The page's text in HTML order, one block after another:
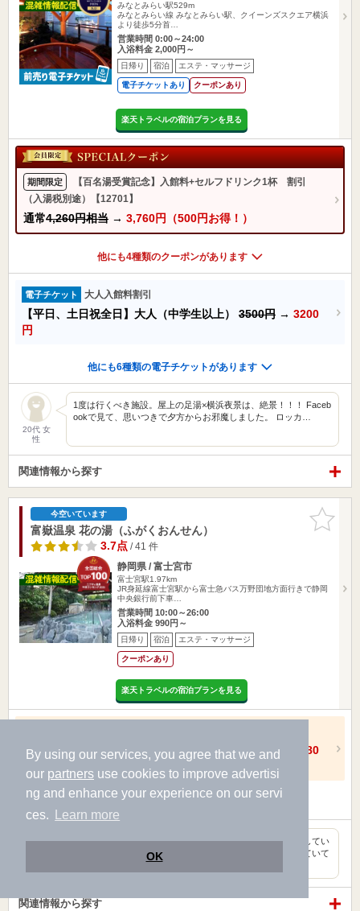
By using our services, you agree that we and
our partners use cookies to improve advertisi
ng and enhance your experience on our servi
ces.
Learn more
OK
みなとみらい駅529m
みなとみらい線 みなとみらい駅、クイーンズスクエア横浜
より徒歩5分首…
営業時間 0:00～24:00
入浴料金 2,000円～
日帰り 宿泊 エステ・マッサージ
電子チケットあり クーポンあり
楽天トラベルの宿泊プランを見る
期間限定
【百名湯受賞記念】入館料+セルフドリンク1杯 割引
（入湯税別途）【12701】
通常4,260円相当 → 3,760円（500円お得！）
他にも4種類のクーポンがあります
電子チケット 大人入館料割引
【平日、土日祝全日】大人（中学生以上） 3500円 → 3200
円
他にも6種類の電子チケットがあります
20代 女
性
1度は行くべき施設。屋上の足湯×横浜夜景は、絶景！！！ Faceb
ookで見て、思いつきで夕方からお邪魔しました。 ロッカ…
関連情報から探す
お気に入
りに追加
今空いています
富嶽温泉 花の湯（ふがくおんせん）
3.7点 / 41 件
静岡県 / 富士宮市
富士宮駅1.97km
JR身延線富士宮駅から富士急バス万野団地方面行きで静岡
中央銀行前下車…
営業時間 10:00～26:00
入浴料金 990円～
日帰り 宿泊 エステ・マッサージ
クーポンあり
楽天トラベルの宿泊プランを見る
【平日】1,650円→1,485円【土日祝】2,200円→
1,980
他にも2種類のクーポンがあります
温泉、食事処、休憩所その他設備すべてバランス良く充実してい
ました。エクササイズマシンやヒーリングルームまで揃っていて
関連情報から探す